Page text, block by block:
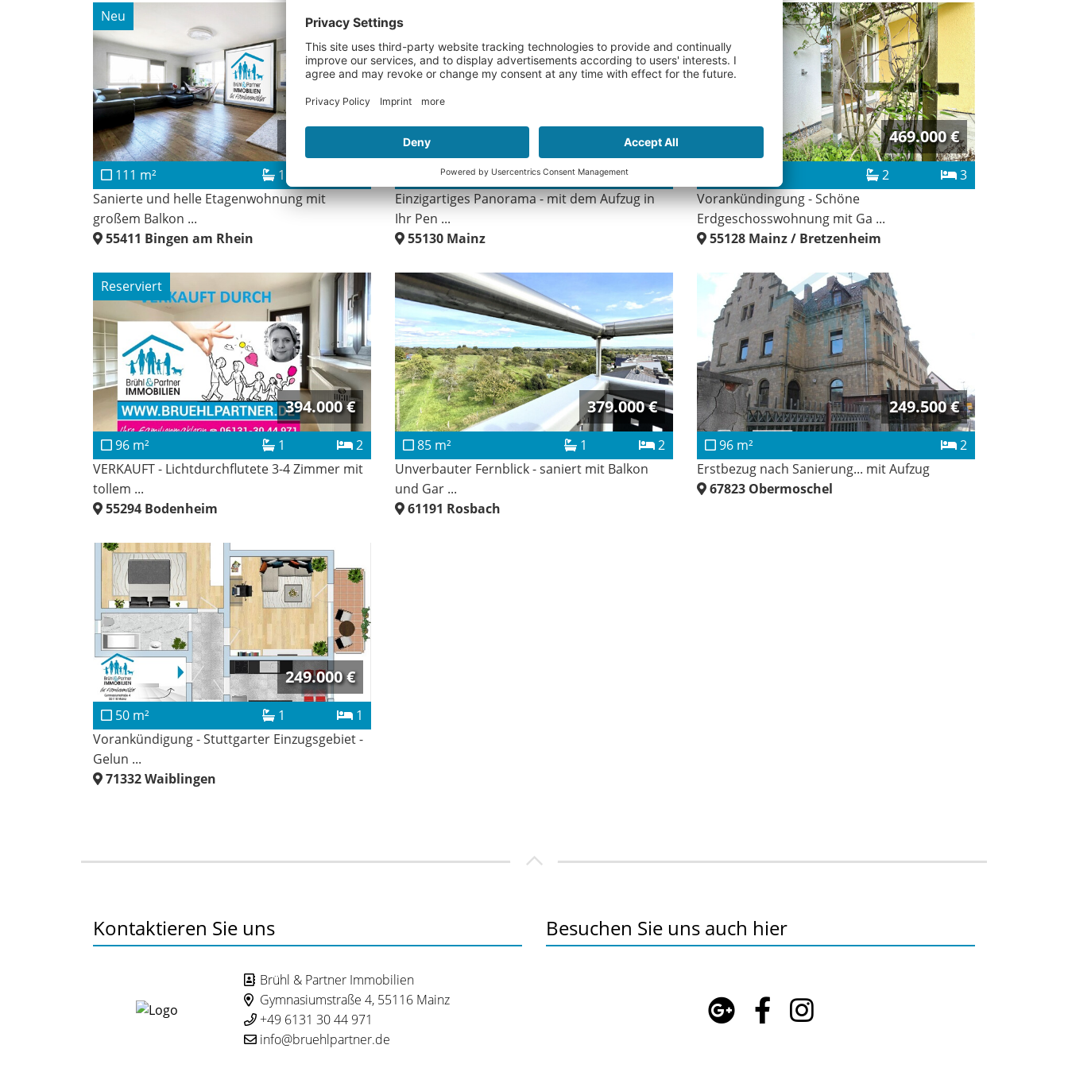
Neu
279.000 €
111 m² 1
Sanierte und helle Etagenwohnung mit
großem Balkon ...
55411 Bingen am Rhein
849.000 €
126 m² 2
Einzigartiges Panorama - mit dem Aufzug in
Ihr Pen ...
55130 Mainz
469.000 €
2
3
Vorankündingung - Schöne
Erdgeschosswohnung mit Ga ...
55128 Mainz / Bretzenheim
Reserviert
394.000 €
96 m² 1
2
VERKAUFT - Lichtdurchflutete 3-4 Zimmer mit
tollem ...
55294 Bodenheim
379.000 €
85 m² 1
2
Unverbauter Fernblick - saniert mit Balkon
und Gar ...
61191 Rosbach
249.500 €
96 m²
2
Erstbezug nach Sanierung... mit Aufzug
67823 Obermoschel
249.000 €
50 m² 1
1
Vorankündigung - Stuttgarter Einzugsgebiet -
Gelun ...
71332Waiblingen
Kontaktieren Sie uns
Brühl & Partner Immobilien
Gymnasiumstraße 4, 55116 Mainz
+49 6131 30 44 971
info@bruehlpartner.de
Besuchen Sie uns auch hier